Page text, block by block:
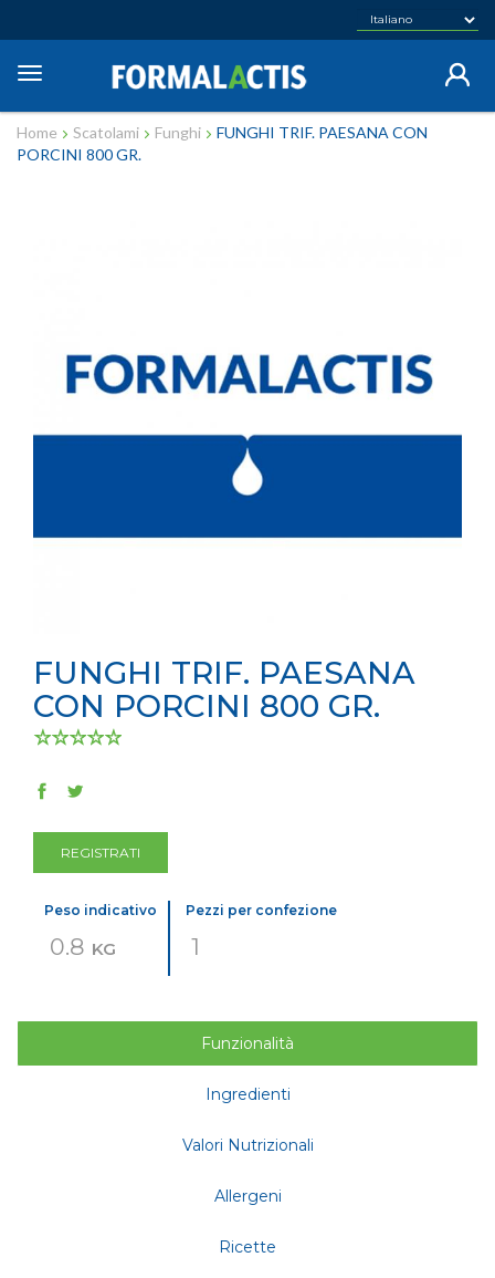
principale
Home Scatolami Funghi
FUNGHI TRIF. PAESANA CON
PORCINI 800 GR.
FUNGHI TRIF. PAESANA
CON PORCINI 800 GR.
REGISTRATI
Peso indicativo
0.8 KG
Pezzi per confezione
1
Funzionalità
Ingredienti
Valori Nutrizionali
Allergeni
Ricette